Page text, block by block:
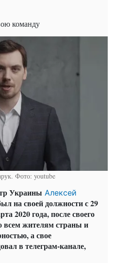
команду
Фото: youtube
Украины Алексей
на своей должности с 29
2020 года, после своего
всем жителям страны и
а свое
в телеграм-канале,